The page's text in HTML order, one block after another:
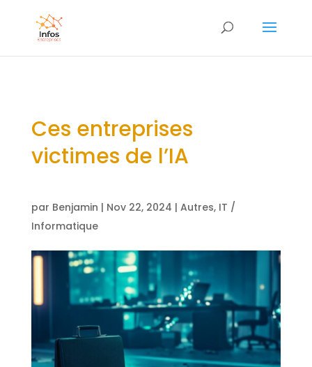
Ces entreprises
victimes de l’IA
par Benjamin | Nov 22, 2024 | Autres, IT /
Informatique